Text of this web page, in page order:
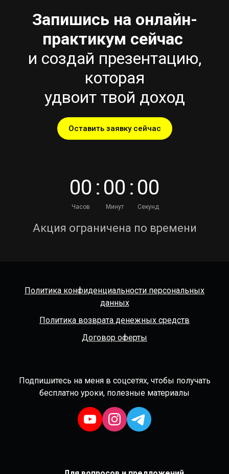
Запишись на онлайн-
практикум сейчас
и создай презентацию,
которая
удвоит твой доход
Оставить заявку сейчас
00
Часов
: 00
Минут
: 00
Секунд
Акция ограничена по времени
Политика конфиденциальности персональных
данных
Политика возврата денежных средств
Договор оферты
Подпишитесь на меня в соцсетях, чтобы получать
бесплатно уроки, полезные материалы